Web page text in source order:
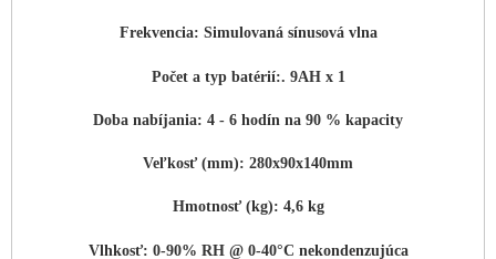
Frekvencia: Simulovaná sínusová vlna
Počet a typ batérií:. 9AH x 1
Doba nabíjania: 4 - 6 hodín na 90 % kapacity
Veľkosť (mm): 280x90x140mm
Hmotnosť (kg): 4,6 kg
Vlhkosť: 0-90% RH @ 0-40°C nekondenzujúca